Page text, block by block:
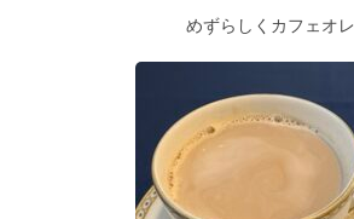
めずらしくカフェオレ